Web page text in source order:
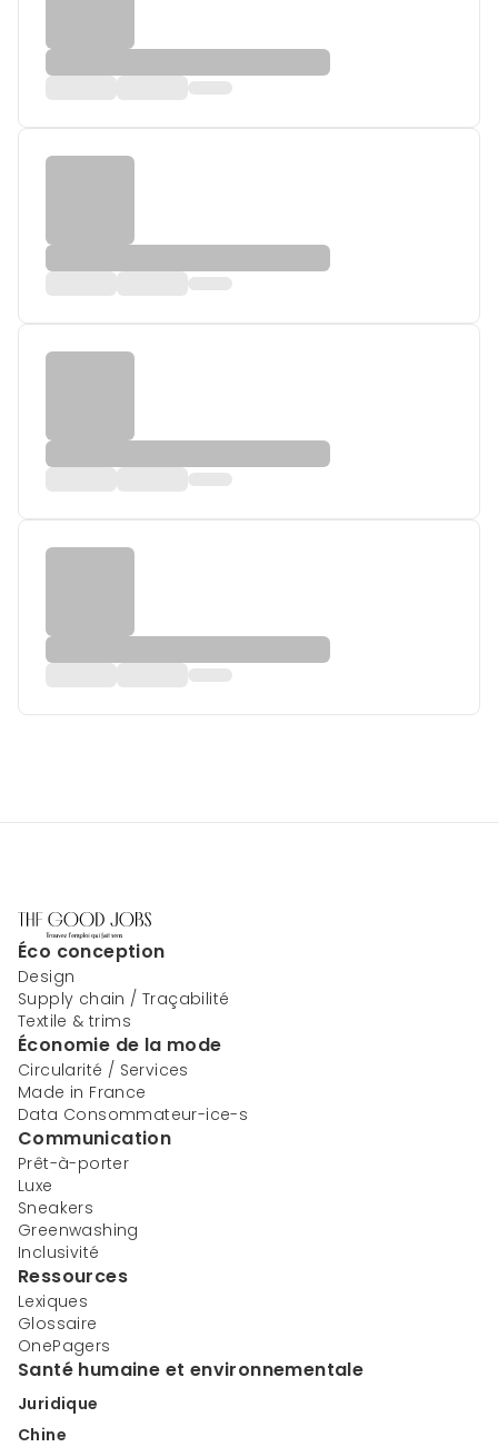
Éco conception
Design
Supply chain / Traçabilité
Textile & trims
Économie de la mode
Circularité / Services
Made in France
Data Consommateur-ice-s
Communication
Prêt-à-porter
Luxe
Sneakers
Greenwashing
Inclusivité
Ressources
Lexiques
Glossaire
OnePagers
Santé humaine et environnementale
Juridique
Chine